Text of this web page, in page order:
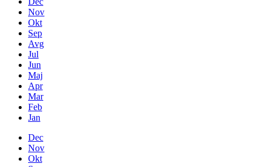
Nov
Okt
Sep
Avg
Jul
Jun
Maj
Apr
Mar
Feb
Jan
Dec
Nov
Okt